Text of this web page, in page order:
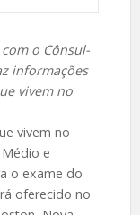
com o Cônsul-
informações
vivem no
vivem no
e
o exame do
oferecido no